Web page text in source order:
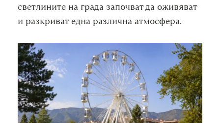
светлините на града започват да оживяват
и разкриват една различна атмосфера.